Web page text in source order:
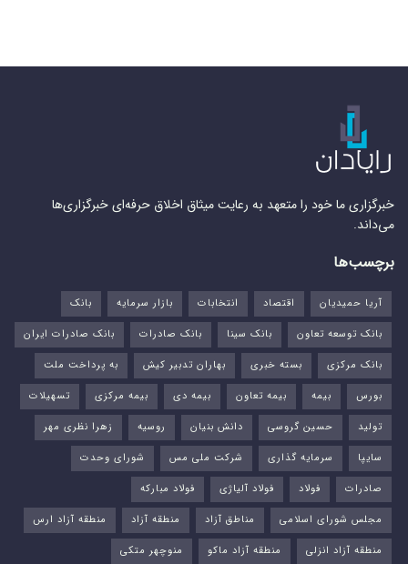
خبرگزاری ما خود را متعهد به رعایت میثاق اخلاق حرفه‌ای خبرگزاری‌ها
می‌داند.
برچسب‌ها
آریا حمیدیان اقتصاد انتخابات بازار سرمایه
بانک
بانک توسعه تعاون
بانک سینا بانک صادرات
بانک صادرات ایران
بانک مرکزی
بسته خبری بهاران تدبیر کیش
به پرداخت ملت
بورس‌
بیمه بیمه تعاون بیمه دی بیمه مرکزی
تسهیلات
تولید
حسین گروسی دانش بنیان روسیه
زهرا نظری مهر
سایپا
سرمایه گذاری شرکت ملی مس
شورای وحدت
صادرات
فولاد فولاد آلیاژی
فولاد مبارکه
مجلس شورای اسلامی
مناطق آزاد منطقه آزاد
منطقه آزاد ارس
منطقه آزاد انزلی
منطقه آزاد ماکو منوچهر متکی